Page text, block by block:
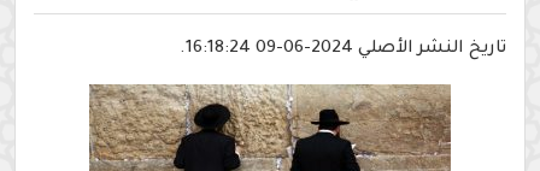
تاريخ النشر الأصلي 2024-06-09 16:18:24.